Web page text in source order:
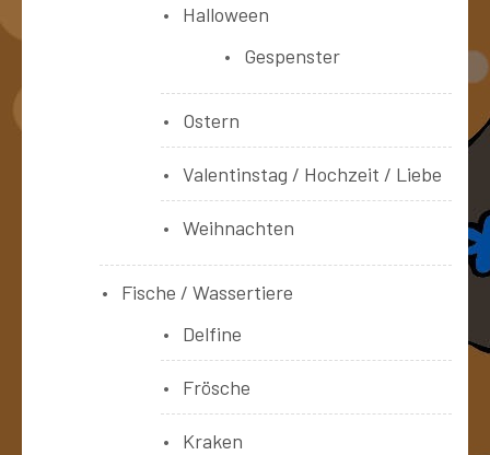
Halloween
Gespenster
Ostern
Valentinstag / Hochzeit / Liebe
Weihnachten
Fische / Wassertiere
Delfine
Frösche
Kraken